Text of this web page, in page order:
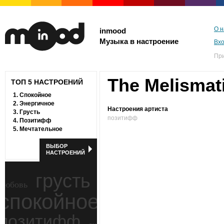
inmood
Музыка в настроение
О
ТОП 5 НАСТРОЕНИЙ
1. Спокойное
2. Энергичное
3. Грусть
4. Позитифф
5. Мечтательное
ВЫБОР
НАСТРОЕНИЙ
грусть
The
Настроения артиста
позитифф